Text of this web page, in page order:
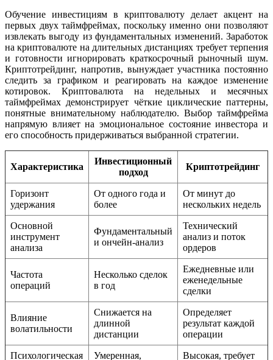
Обучение инвестициям в криптовалюту делает акцент на
первых двух таймфреймах, поскольку именно они позволяют
извлекать выгоду из фундаментальных изменений. Заработок
на криптовалюте на длительных дистанциях требует терпения
и готовности игнорировать краткосрочный рыночный шум.
Криптотрейдинг, напротив, вынуждает участника постоянно
следить за графиком и реагировать на каждое изменение
котировок. Криптовалюта на недельных и месячных
таймфреймах демонстрирует чёткие циклические паттерны,
понятные внимательному наблюдателю. Выбор таймфрейма
напрямую влияет на эмоциональное состояние инвестора и
его способность придерживаться выбранной стратегии.
Характеристика
Инвестиционный
подход
Криптотрейдинг
Горизонт
удержания
От одного года и
более
От минут до
нескольких недель
Основной
инструмент
анализа
Фундаментальный
и ончейн-анализ
Технический
анализ и поток
ордеров
Частота
операций
Несколько сделок
в год
Ежедневные или
еженедельные
сделки
Влияние
волатильности
Снижается на
длинной
дистанции
Определяет
результат каждой
операции
Психологическая Умеренная, Высокая, требует